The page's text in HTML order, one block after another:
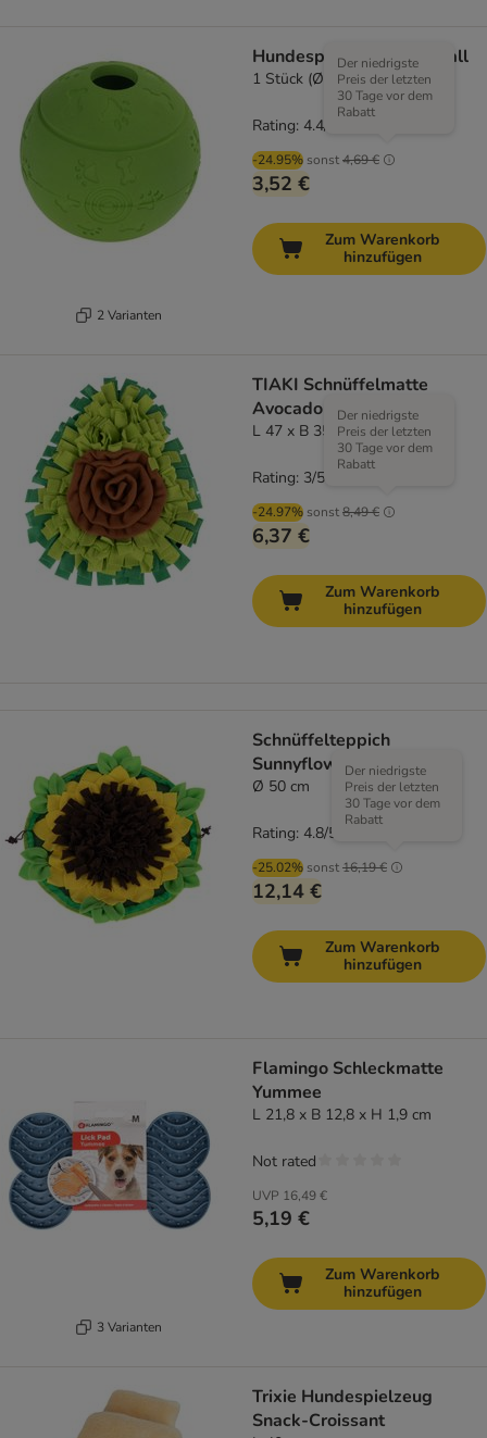
2 Varianten
Hundespielzeug Snackball
1 Stück (Ø ca. 10,5 cm)
-24.95% sonst4,69 €
Der niedrigste
Preis der letzten
30 Tage vor dem
Rabatt
3,52 €
Rating: 4.4/5
Zum Warenkorb
hinzufügen
TIAKI Schnüffelmatte
Avocado
L 47 x B 35 x H 2 cm
-24.97% sonst8,49 €
Der niedrigste
Preis der letzten
30 Tage vor dem
Rabatt
6,37 €
Rating: 3/5
Zum Warenkorb
hinzufügen
Schnüffelteppich
Sunnyflower
Ø 50 cm
-25.02% sonst16,19 €
Der niedrigste
Preis der letzten
30 Tage vor dem
Rabatt
12,14 €
Rating: 4.8/5
Zum Warenkorb
hinzufügen
3 Varianten
Flamingo Schleckmatte
Yummee
L 21,8 x B 12,8 x H 1,9 cm
UVP 16,49 €
5,19 €
Not rated
Zum Warenkorb
hinzufügen
Trixie Hundespielzeug
Snack-Croissant